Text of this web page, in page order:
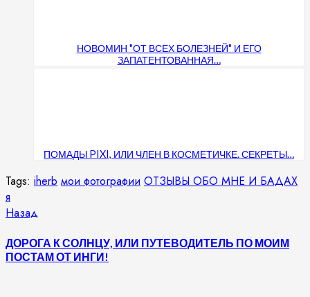
НОВОМИН "ОТ ВСЕХ БОЛЕЗНЕЙ" И ЕГО
ЗАПАТЕНТОВАННАЯ…
ПОМАДЫ PIXI, ИЛИ ЧЛЕН В КОСМЕТИЧКЕ. СЕКРЕТЫ…
Tags: iherb мои фотографии ОТЗЫВЫ ОБО МНЕ И БАДАХ
я
Продолжить
чтение
Назад
ДОРОГА К СОЛНЦУ, ИЛИ ПУТЕВОДИТЕЛЬ ПО МОИМ
ПОСТАМ ОТ ИНГИ!